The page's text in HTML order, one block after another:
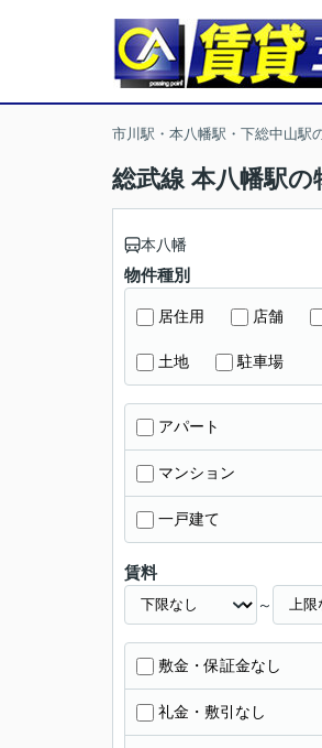
市川駅・本八幡駅・下総中山
総武線 本八幡駅の
本八幡
物件種別
居住用 店舗
土地 駐車場
アパート
マンション
一戸建て
賃料
～
敷金・保証金なし
礼金・敷引なし